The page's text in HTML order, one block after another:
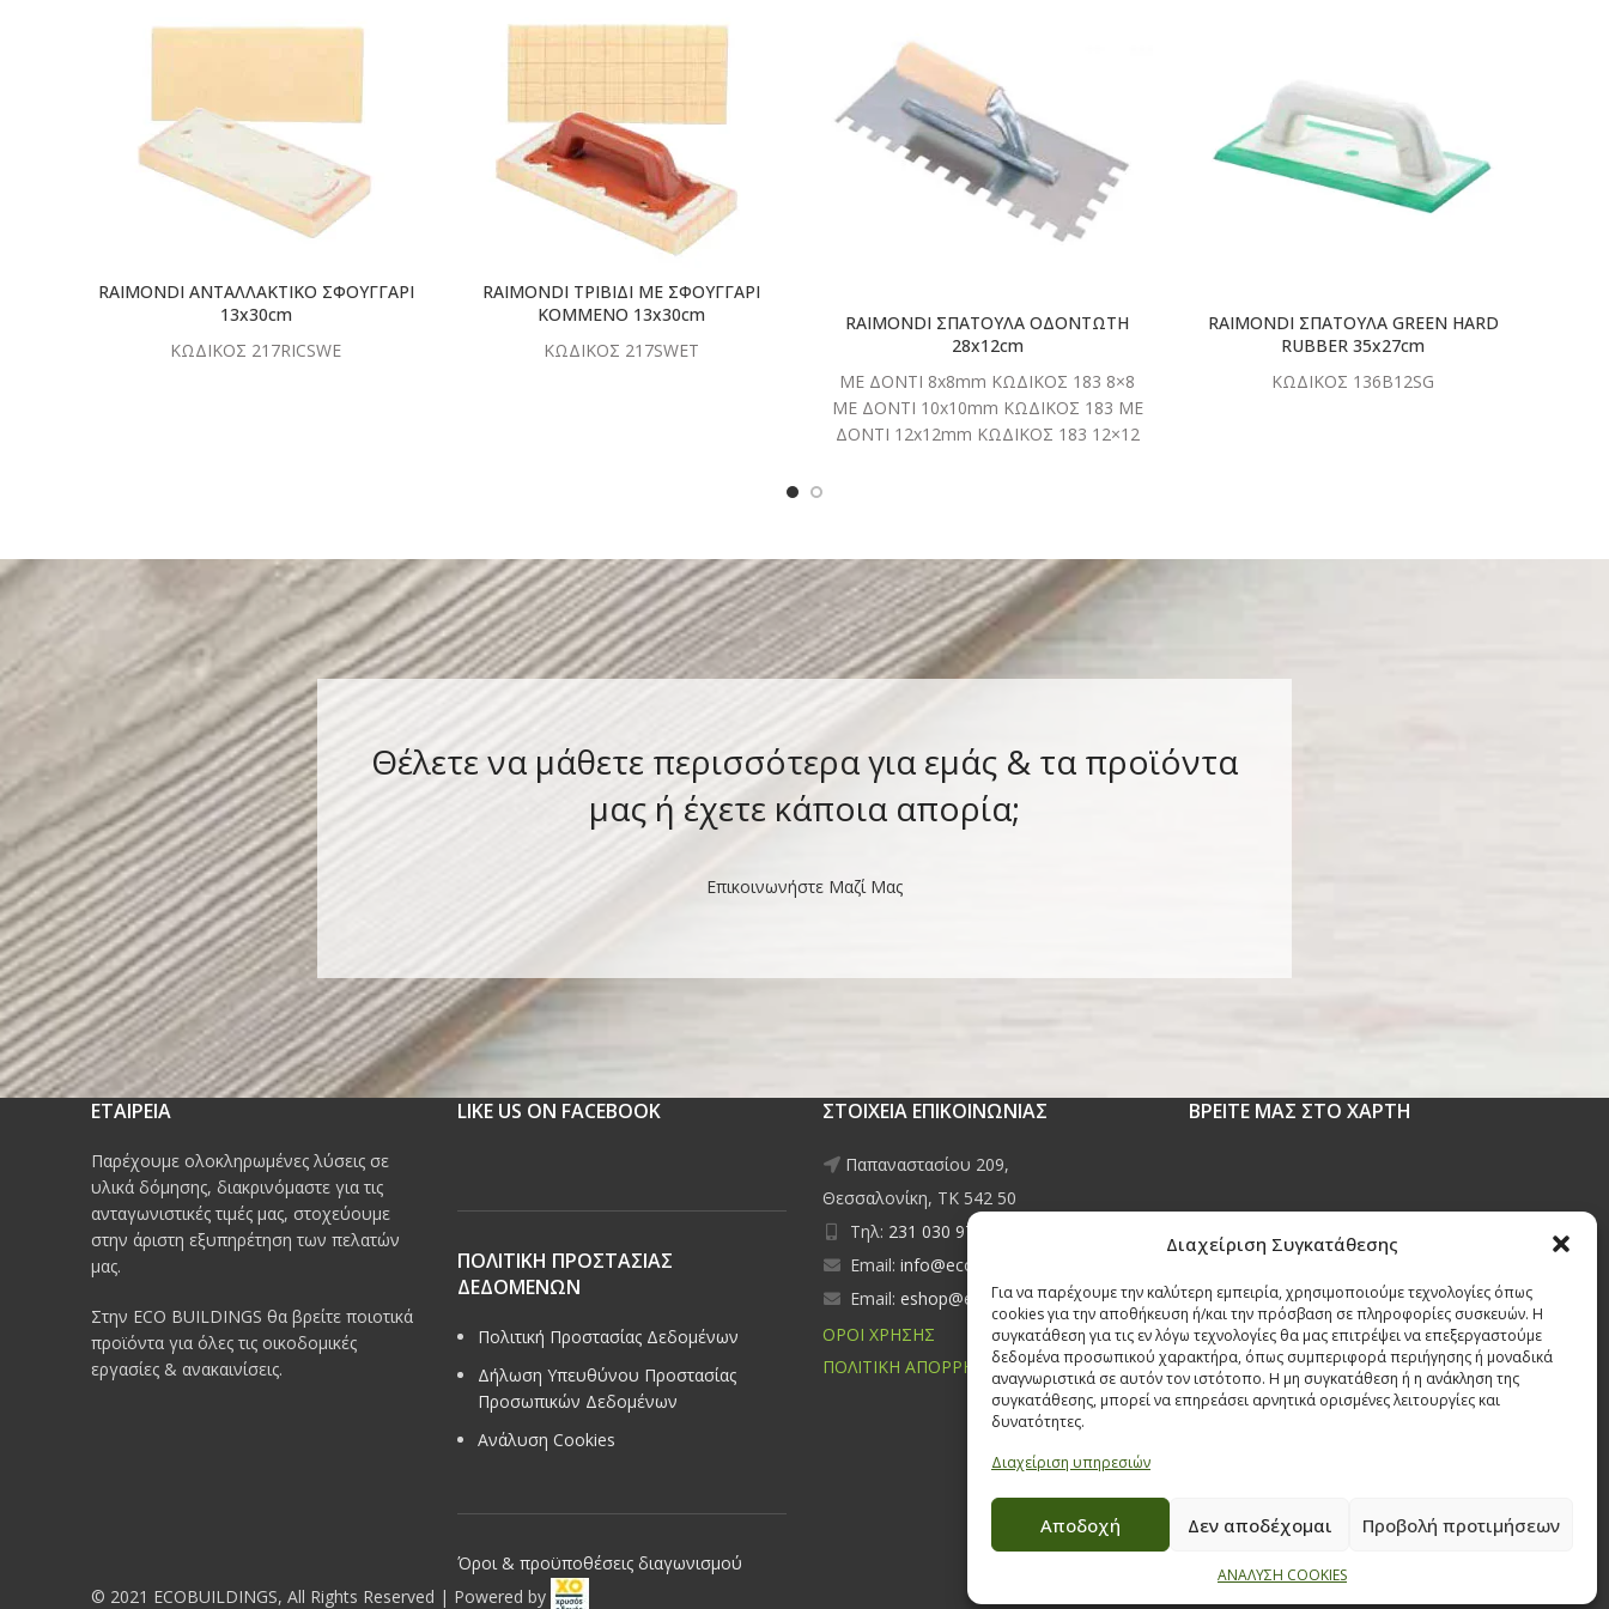
Διαχείριση Συγκατάθεσης
Για να παρέχουμε την καλύτερη εμπειρία, χρησιμοποιούμε τεχνολογίες όπως
cookies για την αποθήκευση ή/και την πρόσβαση σε πληροφορίες συσκευών. Η
συγκατάθεση για τις εν λόγω τεχνολογίες θα μας επιτρέψει να επεξεργαστούμε
δεδομένα προσωπικού χαρακτήρα, όπως συμπεριφορά περιήγησης ή μοναδικά
αναγνωριστικά σε αυτόν τον ιστότοπο. Η μη συγκατάθεση ή η ανάκληση της
συγκατάθεσης, μπορεί να επηρεάσει αρνητικά ορισμένες λειτουργίες και
δυνατότητες.
Διαχείριση υπηρεσιών
Αποδοχή Δεν αποδέχομαι Προβολή προτιμήσεων
ΑΝΑΛΥΣΗ COOKIES
RAIMONDI ΑΝΤΑΛΛΑΚΤΙΚΟ ΣΦΟΥΓΓΑΡΙ
13x30cm
ΚΩΔΙΚΟΣ 217RICSWE
ΔΙΑΒΑΣΤΕ
RAIMONDI ΤΡΙΒΙΔΙ ΜΕ ΣΦΟΥΓΓΑΡΙ
ΚΟΜΜΕΝΟ 13x30cm
ΚΩΔΙΚΟΣ 217SWET
ΠΕΡΙΣΣΟΤΕΡΑ
RAIMONDI ΣΠΑΤΟΥΛΑ ΟΔΟΝΤΩΤΗ
28x12cm
ΜΕ ΔΟΝΤΙ 8x8mm ΚΩΔΙΚΟΣ 183 8×8
ΜΕ ΔΟΝΤΙ 10x10mm ΚΩΔΙΚΟΣ 183 ΜΕ
ΔΟΝΤΙ 12x12mm ΚΩΔΙΚΟΣ 183 12×12
ΠΕΡΙΣΣΟΤΕΡΑ
RAIMONDI ΣΠΑΤΟΥΛΑ GREEN HARD
RUBBER 35x27cm
ΚΩΔΙΚΟΣ 136B12SG
ΠΕΡΙΣΣΟΤΕΡΑ
Θέλετε να μάθετε περισσότερα για εμάς & τα προϊόντα
μας ή έχετε κάποια απορία;
Επικοινωνήστε Μαζί Μας
ΕΤΑΙΡΕΙΑ
Παρέχουμε ολοκληρωμένες λύσεις σε
υλικά δόμησης, διακρινόμαστε για τις
ανταγωνιστικές τιμές μας, στοχεύουμε
στην άριστη εξυπηρέτηση των πελατών
μας.
Στην ECO BUILDINGS θα βρείτε ποιοτικά
προϊόντα για όλες τις οικοδομικές
εργασίες & ανακαινίσεις.
LIKE US ON FACEBOOK
ΠΟΛΙΤΙΚΗ ΠΡΟΣΤΑΣΙΑΣ
ΔΕΔΟΜΕΝΩΝ
Πολιτική Προστασίας Δεδομένων
Δήλωση Υπευθύνου Προστασίας
Προσωπικών Δεδομένων
Ανάλυση Cookies
Όροι & προϋποθέσεις διαγωνισμού
ΣΤΟΙΧΕΙΑ ΕΠΙΚΟΙΝΩΝΙΑΣ
Παπαναστασίου 209,
Θεσσαλονίκη, ΤΚ 542 50
Τηλ: 231 030 9709
Email: info@ecobuildings.gr
Email: eshop@ecobuildings.gr
ΟΡΟΙ ΧΡΗΣΗΣ
ΠΟΛΙΤΙΚΗ ΑΠΟΡΡΗΤΟΥ
ΒΡΕΙΤΕ ΜΑΣ ΣΤΟ ΧΑΡΤΗ
© 2021 ECOBUILDINGS, All Rights Reserved | Powered by